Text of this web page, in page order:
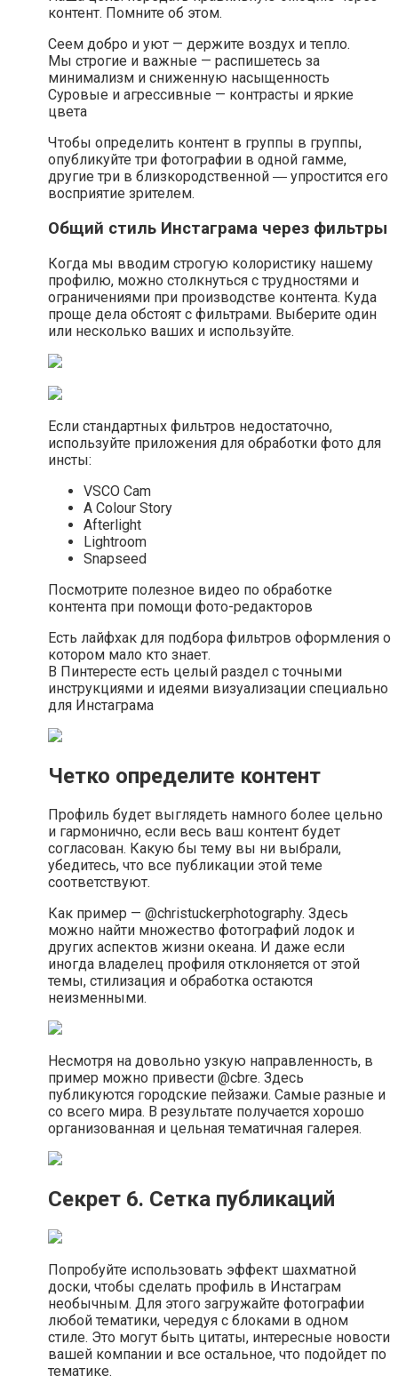
контент. Помните об этом.
Сеем добро и уют — держите воздух и тепло.
Мы строгие и важные — распишетесь за
минимализм и сниженную насыщенность
Суровые и агрессивные — контрасты и яркие
цвета
Чтобы определить контент в группы в группы,
опубликуйте три фотографии в одной гамме,
другие три в близкородственной ― упростится его
восприятие зрителем.
Общий стиль Инстаграма через фильтры
Когда мы вводим строгую колористику нашему
профилю, можно столкнуться с трудностями и
ограничениями при производстве контента. Куда
проще дела обстоят с фильтрами. Выберите один
или несколько ваших и используйте.
Если стандартных фильтров недостаточно,
используйте приложения для обработки фото для
инсты:
VSCO Cam
A Colour Story
Afterlight
Lightroom
Snapseed
Посмотрите полезное видео по обработке
контента при помощи фото-редакторов
Есть лайфхак для подбора фильтров оформления о
котором мало кто знает.
В Пинтересте есть целый раздел с точными
инструкциями и идеями визуализации специально
для Инстаграма
Четко определите контент
Профиль будет выглядеть намного более цельно
и гармонично, если весь ваш контент будет
согласован. Какую бы тему вы ни выбрали,
убедитесь, что все публикации этой теме
соответствуют.
Как пример — @christuckerphotography. Здесь
можно найти множество фотографий лодок и
других аспектов жизни океана. И даже если
иногда владелец профиля отклоняется от этой
темы, стилизация и обработка остаются
неизменными.
Несмотря на довольно узкую направленность, в
пример можно привести @cbre. Здесь
публикуются городские пейзажи. Самые разные и
со всего мира. В результате получается хорошо
организованная и цельная тематичная галерея.
Секрет 6. Сетка публикаций
Попробуйте использовать эффект шахматной
доски, чтобы сделать профиль в Инстаграм
необычным. Для этого загружайте фотографии
любой тематики, чередуя с блоками в одном
стиле. Это могут быть цитаты, интересные новости
вашей компании и все остальное, что подойдет по
тематике.